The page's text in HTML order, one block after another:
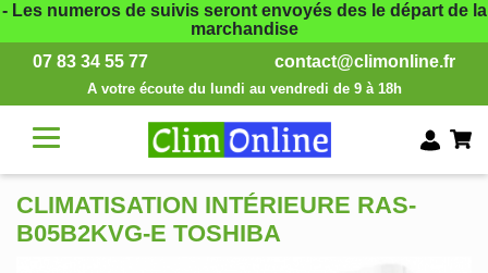
- Les numeros de suivis seront envoyés des le départ de la
marchandise
07 83 34 55 77
A votre écoute du lundi au vendredi de 9 à 18h
contact@climonline.fr
CLIMATISATION INTÉRIEURE RAS-
B05B2KVG-E TOSHIBA